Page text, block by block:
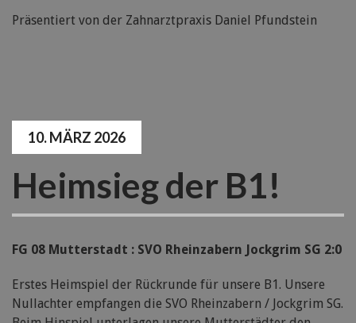
Präsentiert von der Zahnarztpraxis Daniel Pfundstein
10. MÄRZ 2026
Heimsieg der B1!
FG 08 Mutterstadt : SVO Rheinzabern Jockgrim SG 2:0
Erstes Heimspiel der Rückrunde für unsere B1. Unsere
Nullachter empfangen die SVO Rheinzabern / Jockgrim SG.